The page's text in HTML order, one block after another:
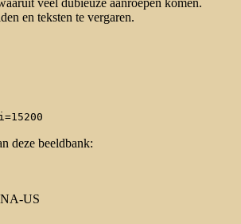
en teksten te vergaren.
deze beeldbank:
US